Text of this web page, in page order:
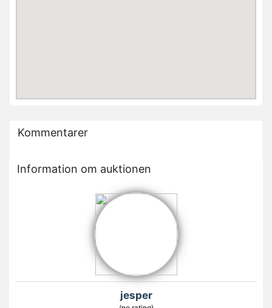
Kommentarer
Information om auktionen
jesper